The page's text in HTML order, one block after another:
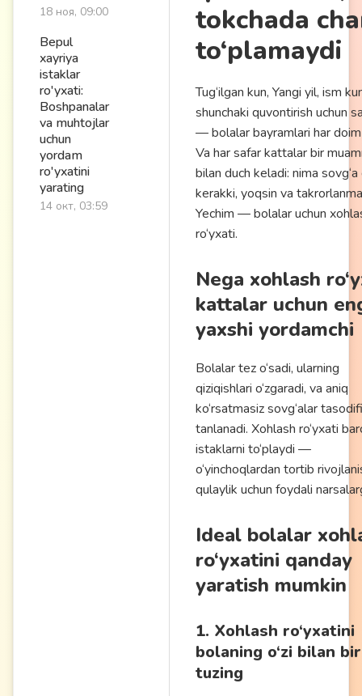
18 ноя, 09:00
Bepul
xayriya
istaklar
ro'yxati:
Boshpanalar
va muhtojlar
uchun
yordam
ro'yxatini
yarating
14 окт, 03:59
tokchada
to‘plamaydi
Tug‘ilgan kun, Yangi yil, ism
shunchaki quvontirish uchun
— bolalar bayramlari har doim
Va har safar kattalar bir
bilan duch keladi: nima
kerakki, yoqsin va
Yechim — bolalar uchun
ro‘yxati.
Nega xohlash
kattalar uchun
yaxshi yordamchi
Bolalar tez o‘sadi, ularning
qiziqishlari o‘zgaradi, va aniq
ko‘rsatmasiz sovg‘alar
tanlanadi. Xohlash ro‘yxati
istaklarni to‘playdi —
o‘yinchoqlardan tortib
qulaylik uchun foydali
Ideal bolalar
ro‘yxatini qanday
yaratish mumkin
1. Xohlash ro‘yxatini
bolaning o‘zi bilan
tuzing